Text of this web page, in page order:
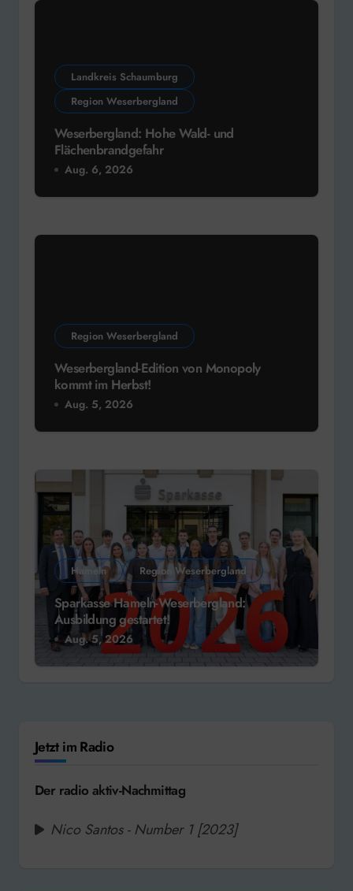
Landkreis Schaumburg
Region Weserbergland
Weserbergland: Hohe Wald- und
Flächenbrandgefahr
Aug. 6, 2026
Region Weserbergland
Weserbergland-Edition von Monopoly
kommt im Herbst!
Aug. 5, 2026
Hameln Region Weserbergland
Sparkasse Hameln-Weserbergland:
Ausbildung gestartet!
Aug. 5, 2026
Jetzt im Radio
Der radio aktiv-Nachmittag
Nico Santos - Number 1 [2023]